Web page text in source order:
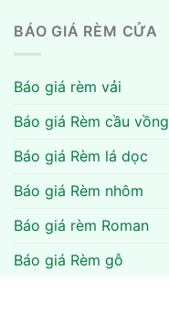
BÁO GIÁ RÈM CỬA
Báo giá rèm vải
Báo giá Rèm cầu vồng
Báo giá Rèm lá dọc
Báo giá Rèm nhôm
Báo giá rèm Roman
Báo giá Rèm gỗ